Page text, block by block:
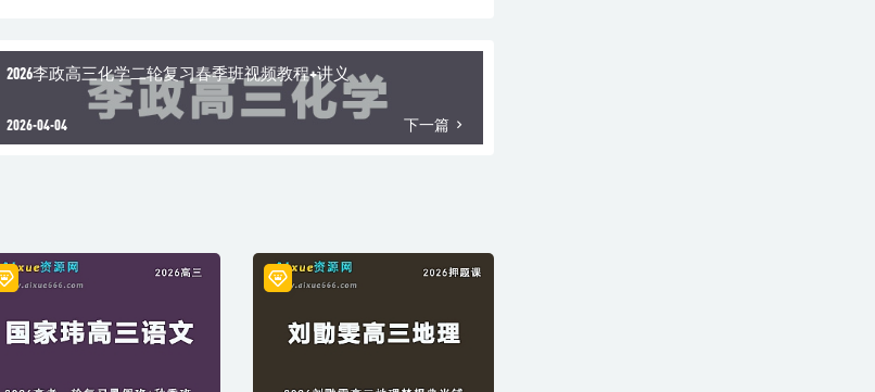
2026李政高三化学二轮复习春季班视频教程+讲义
2026-04-04 下一篇